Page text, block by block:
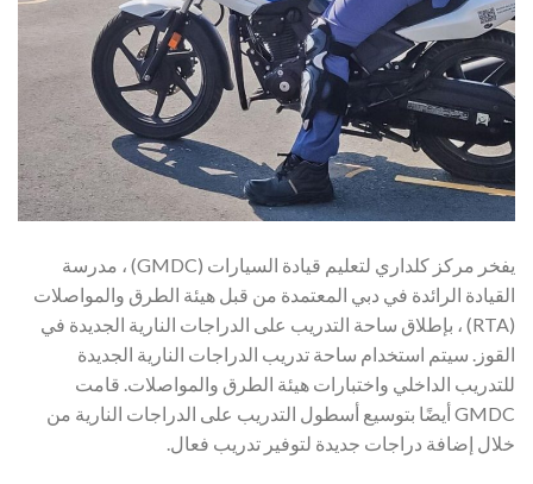
يفخر مركز كلداري لتعليم قيادة السيارات (GMDC) ، مدرسة
القيادة الرائدة في دبي المعتمدة من قبل هيئة الطرق والمواصلات
(RTA) ، بإطلاق ساحة التدريب على الدراجات النارية الجديدة في
القوز. سيتم استخدام ساحة تدريب الدراجات النارية الجديدة
للتدريب الداخلي واختبارات هيئة الطرق والمواصلات. قامت
GMDC أيضًا بتوسيع أسطول التدريب على الدراجات النارية من
خلال إضافة دراجات جديدة لتوفير تدريب فعال.